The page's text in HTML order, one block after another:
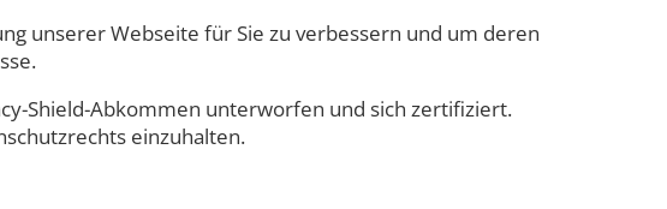
unserer Webseite für Sie zu verbessern und um deren
Shield-Abkommen unterworfen und sich zertifiziert.
einzuhalten.